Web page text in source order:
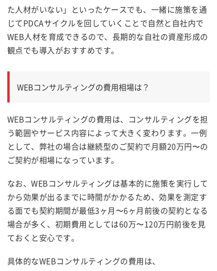
た人材がいない 」といったケースでも、一緒に施策を通
じてPDCAサイクルを回していくことで自然と自社内で
WEB人材を育成できるので、長期的な自社の資産形成の
観点でも導入がおすすめです。
WEBコンサルティングの費用相場は？
WEBコンサルティングの費用は、コンサルティングを担
う範囲やサービス内容によって大きく変わります。一例
として、弊社の場合は継続型のご契約で月額20万円〜の
ご契約が相場になっています。
なお、WEBコンサルティングは基本的に施策を実行して
から効果が出るまでに時間がかかるため、効果を測定す
る面でも契約期間が最低3ヶ月〜6ヶ月前後の契約となる
場合が多く、初期費用としては60万〜120万円前後を見
ておくと安心です。
具体的なWEBコンサルティングの費用は、